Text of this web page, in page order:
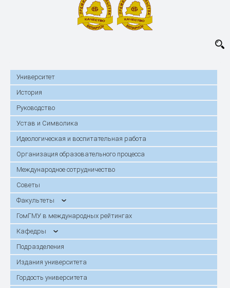
Университет
История
Руководство
Устав и Символика
Идеологическая и воспитательная работа
Организация образовательного процесса
Международное сотрудничество
Советы
Факультеты
ГомГМУ в международных рейтингах
Кафедры
Подразделения
Издания университета
Гордость университета